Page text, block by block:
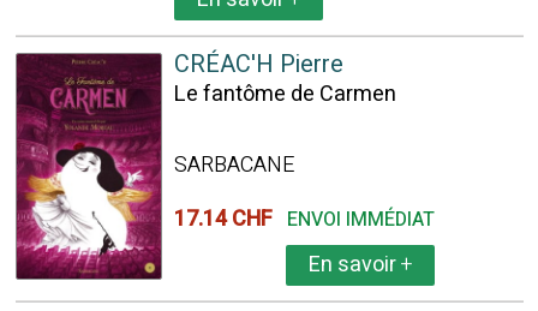
CRÉAC'H Pierre
Le fantôme de Carmen
SARBACANE
17.14 CHF ENVOI IMMÉDIAT
En savoir+